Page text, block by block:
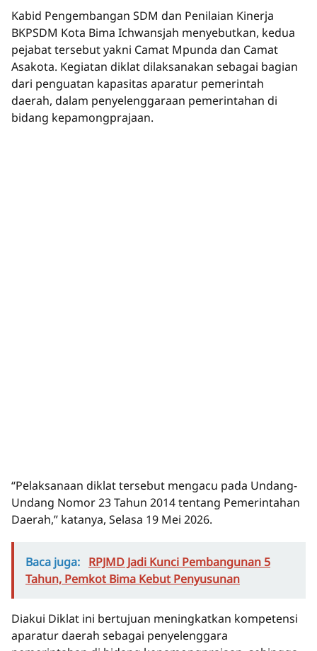
Kabid Pengembangan SDM dan Penilaian Kinerja
BKPSDM Kota Bima Ichwansjah menyebutkan, kedua
pejabat tersebut yakni Camat Mpunda dan Camat
Asakota. Kegiatan diklat dilaksanakan sebagai bagian
dari penguatan kapasitas aparatur pemerintah
daerah, dalam penyelenggaraan pemerintahan di
bidang kepamongprajaan.
“Pelaksanaan diklat tersebut mengacu pada Undang-
Undang Nomor 23 Tahun 2014 tentang Pemerintahan
Daerah,” katanya, Selasa 19 Mei 2026.
Baca juga: RPJMD Jadi Kunci Pembangunan 5
Tahun, Pemkot Bima Kebut Penyusunan
Diakui Diklat ini bertujuan meningkatkan kompetensi
aparatur daerah sebagai penyelenggara